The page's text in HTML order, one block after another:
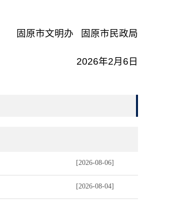
固原市文明办 固原市民政局
2026年2月6日
[2026-08-06]
[2026-08-04]